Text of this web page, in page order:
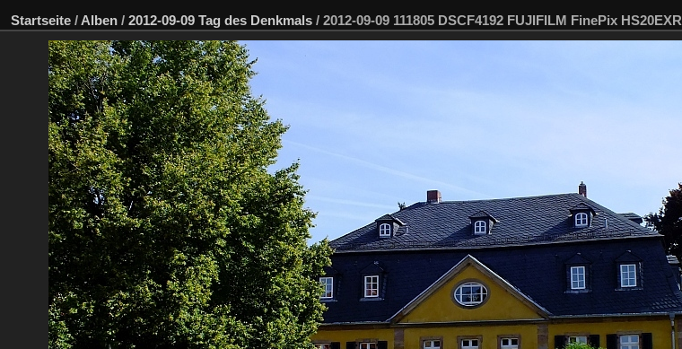
Startseite / Alben / 2012-09-09 Tag des Denkmals / 2012-09-09 111805 DSCF4192 FUJIFILM FinePix HS20EXR